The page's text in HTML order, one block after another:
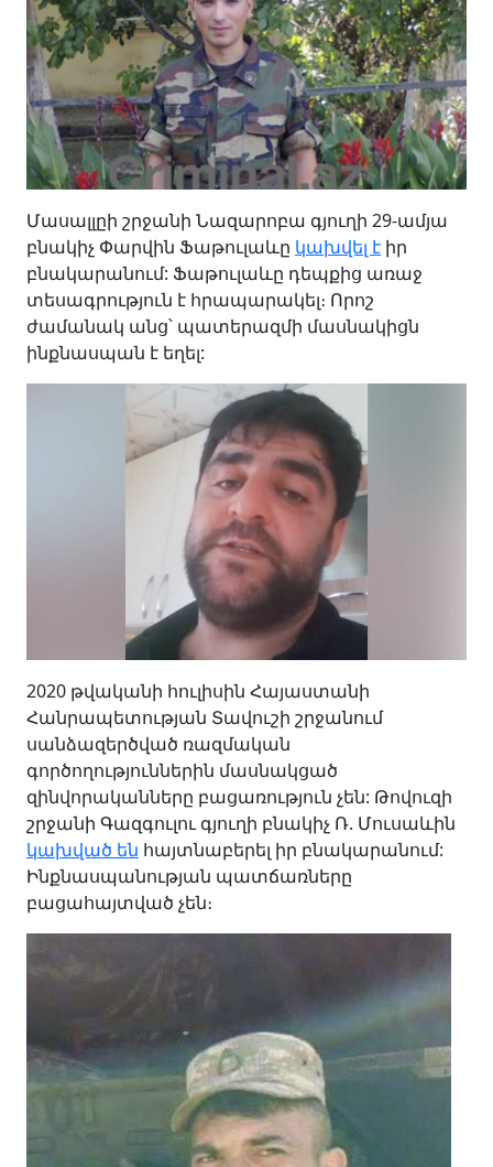
Մասալլըի շրջանի Նազարոբա գյուղի 29-ամյա
բնակիչ Փարվին Ֆաթուլաևը կախվել է իր
բնակարանում: Ֆաթուլաևը դեպքից առաջ
տեսագրություն է հրապարակել։ Որոշ
ժամանակ անց՝ պատերազմի մասնակիցն
ինքնասպան է եղել:
2020 թվականի հուլիսին Հայաստանի
Հանրապետության Տավուշի շրջանում
սանձազերծված ռազմական
գործողություններին մասնակցած
զինվորականները բացառություն չեն: Թովուզի
շրջանի Գազգուլու գյուղի բնակիչ Ռ. Մուսաևին
կախված են հայտնաբերել իր բնակարանում:
Ինքնասպանության պատճառները
բացահայտված չեն։